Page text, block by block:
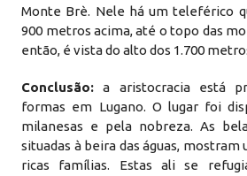
Monte Brè. Nele há um teleférico
900 metros acima, até o topo das
então, é vista do alto dos 1.700
Conclusão: a aristocracia está
formas em Lugano. O lugar foi
milanesas e pela nobreza. As
situadas à beira das águas, mostram
ricas famílias. Estas ali se